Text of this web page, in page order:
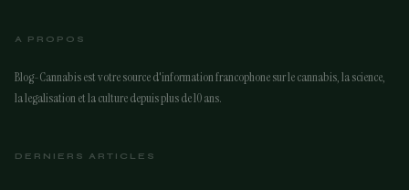
A PROPOS
Blog-Cannabis est votre source d'information francophone sur le cannabis, la science,
la legalisation et la culture depuis plus de 10 ans.
DERNIERS ARTICLES